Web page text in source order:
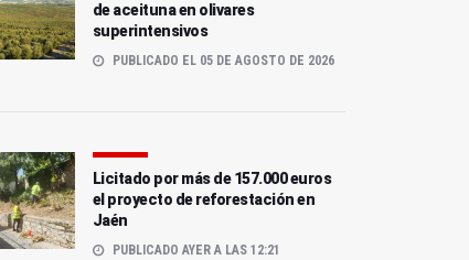
de aceituna en olivares
superintensivos
PUBLICADO EL 05 DE AGOSTO DE 2026
Licitado por más de 157.000 euros
el proyecto de reforestación en
Jaén
PUBLICADO AYER A LAS 12:21